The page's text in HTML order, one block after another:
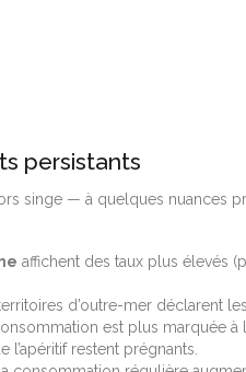
persistants
singe — à quelques nuances
affichent des taux plus élevés
d’outre-mer déclarent
est plus marquée à
restent prégnants.